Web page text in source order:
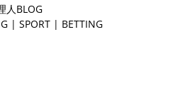
人BLOG
| SPORT | BETTING